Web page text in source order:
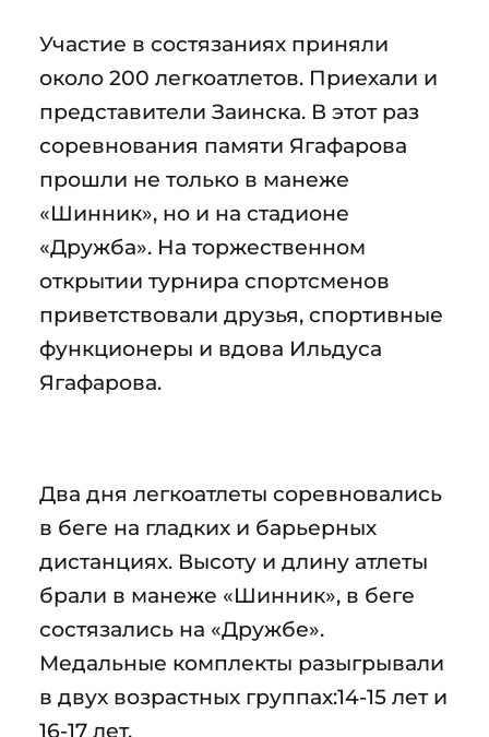
Участие в состязаниях приняли
около 200 легкоатлетов. Приехали и
представители Заинска. В этот раз
соревнования памяти Ягафарова
прошли не только в манеже
«Шинник», но и на стадионе
«Дружба». На торжественном
открытии турнира спортсменов
приветствовали друзья, спортивные
функционеры и вдова Ильдуса
Ягафарова.
Два дня легкоатлеты соревновались
в беге на гладких и барьерных
дистанциях. Высоту и длину атлеты
брали в манеже «Шинник», в беге
состязались на «Дружбе».
Медальные комплекты разыгрывали
в двух возрастных группах:14-15 лет и
16-17 лет.